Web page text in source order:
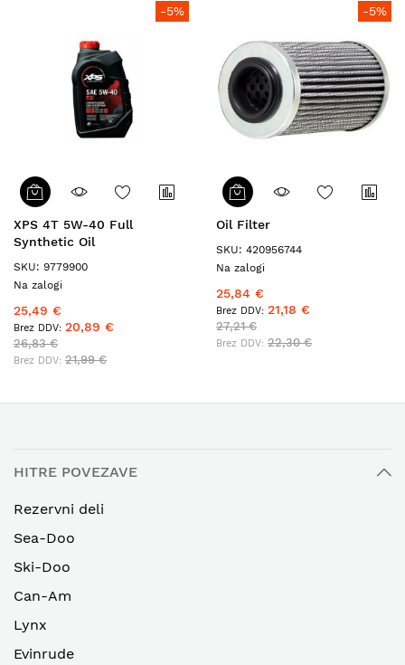
-5%
XPS 4T 5W-40 Full
Synthetic Oil
SKU: 9779900
Na zalogi
25,49 €
20,89 €
26,83 €
21,99 €
-5%
Oil Filter
SKU: 420956744
Na zalogi
25,84 €
21,18 €
27,21 €
22,30 €
HITRE POVEZAVE
Rezervni deli
Sea-Doo
Ski-Doo
Can-Am
Lynx
Evinrude